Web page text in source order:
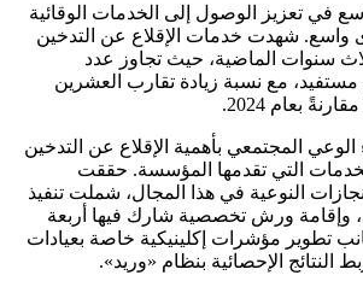
في تعزيز الوصول إلى الخدمات الوقائية
واسع. شهدت خدمات الإقلاع عن التدخين
سنوات الماضية، حيث تجاوز عدد
مستفيد، مع نسبة زيادة تقارب العشرين
الوعي المجتمعي بأهمية الإقلاع عن التدخين
التي تقدمها المؤسسة. حققت
النوعية في هذا المجال، شملت تنفيذ
وإقامة ورش تخصصية شارك فيها أربعة
تطوير مؤشرات إكلينيكية خاصة بعيادات
النتائج الإحصائية بنظام «وريد».